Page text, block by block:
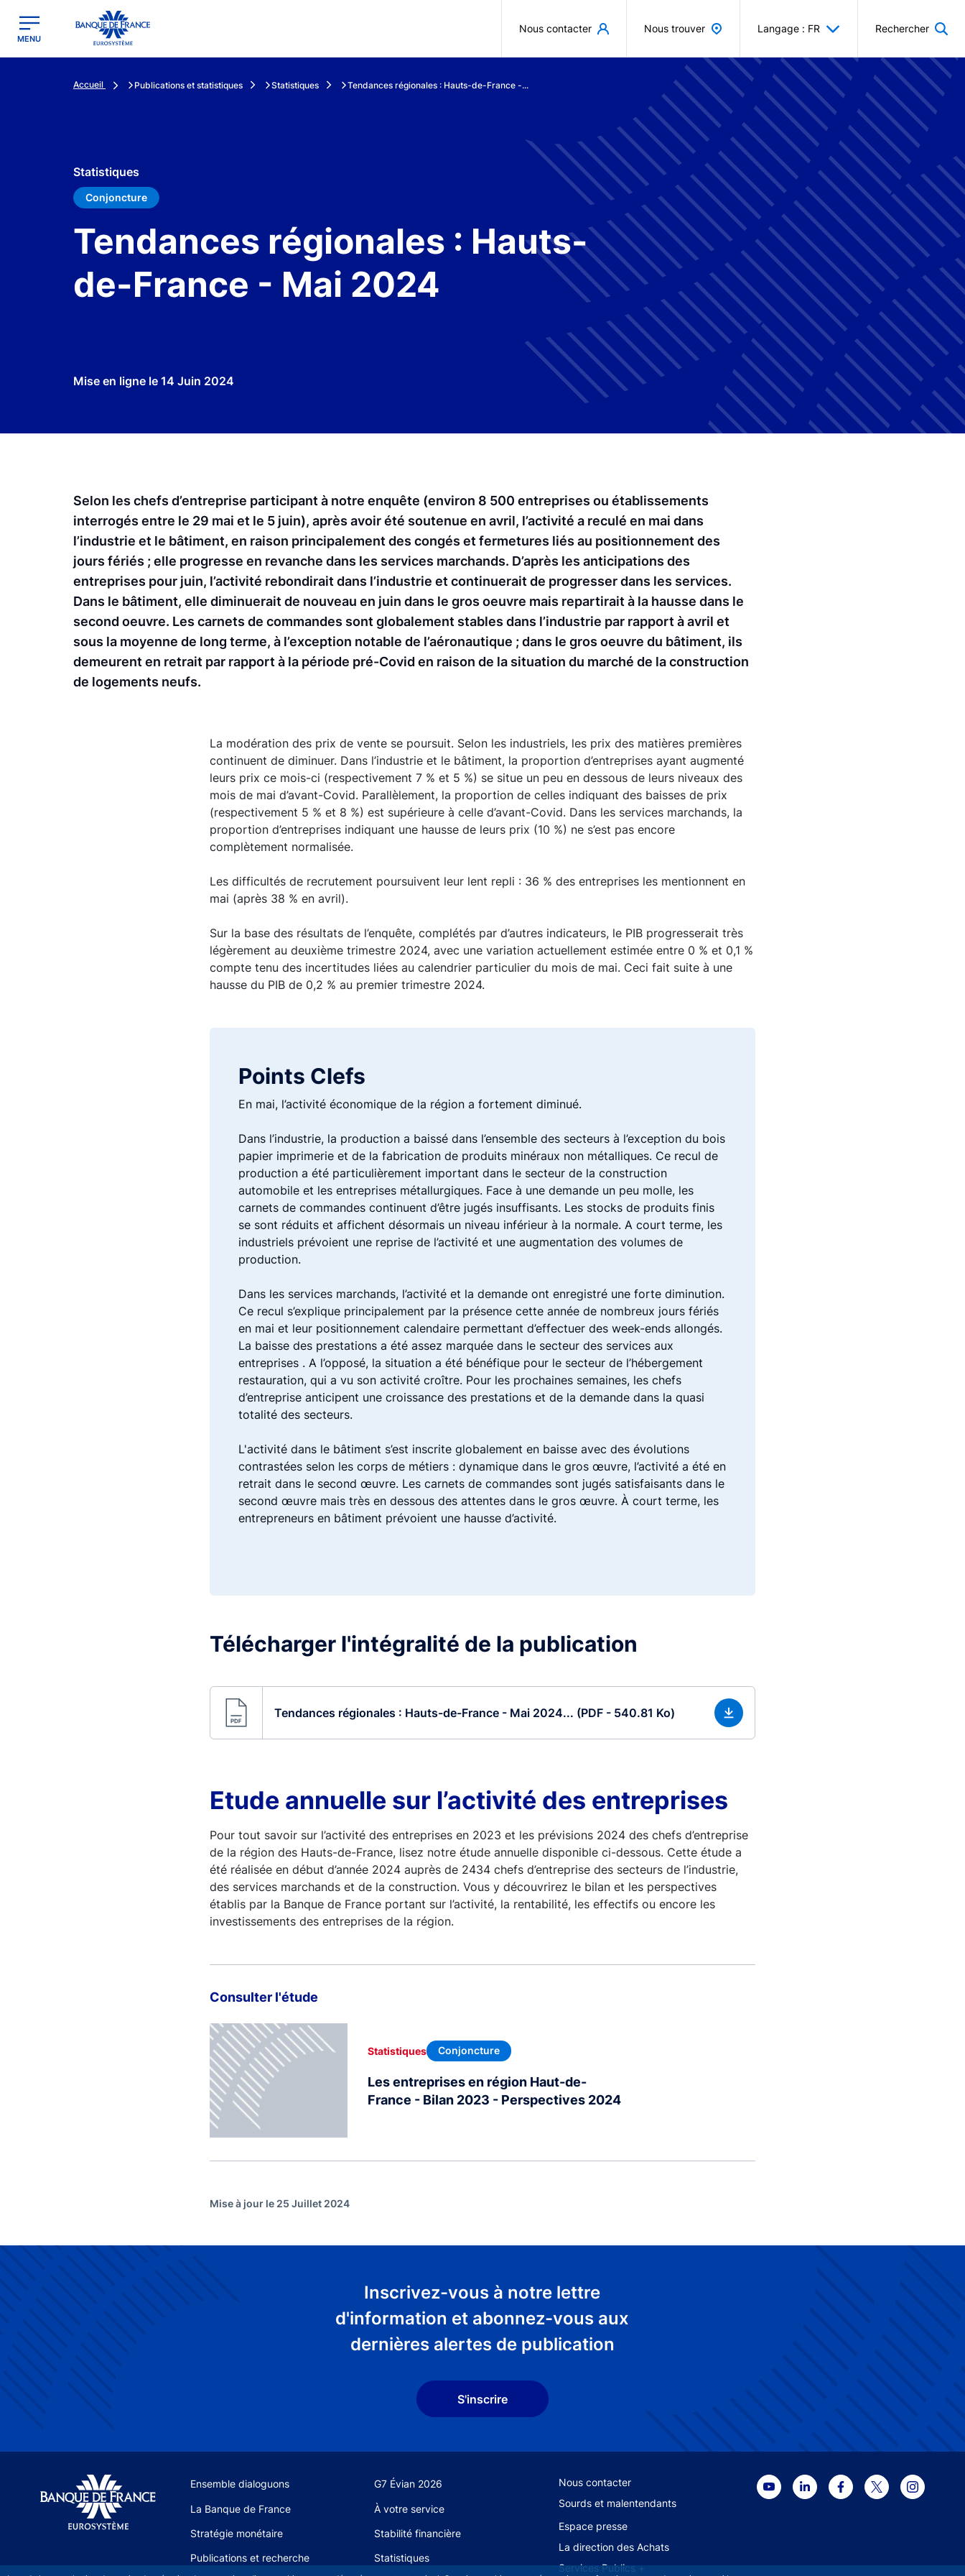
Banque de France - Menu Principal
MENU
Nous contacter Nous trouver Langage : FR Rechercher
Accueil Publications et statistiques Statistiques Tendances régionales : Hauts-de-France -...
Statistiques
Conjoncture
Tendances régionales : Hauts-
de-France - Mai 2024
Mise en ligne le 14 Juin 2024
Selon les chefs d’entreprise participant à notre enquête (environ 8 500 entreprises ou établissements
interrogés entre le 29 mai et le 5 juin), après avoir été soutenue en avril, l’activité a reculé en mai dans
l’industrie et le bâtiment, en raison principalement des congés et fermetures liés au positionnement des
jours fériés ; elle progresse en revanche dans les services marchands. D’après les anticipations des
entreprises pour juin, l’activité rebondirait dans l’industrie et continuerait de progresser dans les services.
Dans le bâtiment, elle diminuerait de nouveau en juin dans le gros oeuvre mais repartirait à la hausse dans le
second oeuvre. Les carnets de commandes sont globalement stables dans l’industrie par rapport à avril et
sous la moyenne de long terme, à l’exception notable de l’aéronautique ; dans le gros oeuvre du bâtiment, ils
demeurent en retrait par rapport à la période pré-Covid en raison de la situation du marché de la construction
de logements neufs.
La modération des prix de vente se poursuit. Selon les industriels, les prix des matières premières
continuent de diminuer. Dans l’industrie et le bâtiment, la proportion d’entreprises ayant augmenté
leurs prix ce mois-ci (respectivement 7 % et 5 %) se situe un peu en dessous de leurs niveaux des
mois de mai d’avant-Covid. Parallèlement, la proportion de celles indiquant des baisses de prix
(respectivement 5 % et 8 %) est supérieure à celle d’avant-Covid. Dans les services marchands, la
proportion d’entreprises indiquant une hausse de leurs prix (10 %) ne s’est pas encore
complètement normalisée.
Les difficultés de recrutement poursuivent leur lent repli : 36 % des entreprises les mentionnent en
mai (après 38 % en avril).
Sur la base des résultats de l’enquête, complétés par d’autres indicateurs, le PIB progresserait très
légèrement au deuxième trimestre 2024, avec une variation actuellement estimée entre 0 % et 0,1 %
compte tenu des incertitudes liées au calendrier particulier du mois de mai. Ceci fait suite à une
hausse du PIB de 0,2 % au premier trimestre 2024.
Points Clefs
En mai, l’activité économique de la région a fortement diminué.
Dans l’industrie, la production a baissé dans l’ensemble des secteurs à l’exception du bois
papier imprimerie et de la fabrication de produits minéraux non métalliques. Ce recul de
production a été particulièrement important dans le secteur de la construction
automobile et les entreprises métallurgiques. Face à une demande un peu molle, les
carnets de commandes continuent d’être jugés insuffisants. Les stocks de produits finis
se sont réduits et affichent désormais un niveau inférieur à la normale. A court terme, les
industriels prévoient une reprise de l’activité et une augmentation des volumes de
production.
Dans les services marchands, l’activité et la demande ont enregistré une forte diminution.
Ce recul s’explique principalement par la présence cette année de nombreux jours fériés
en mai et leur positionnement calendaire permettant d’effectuer des week-ends allongés.
La baisse des prestations a été assez marquée dans le secteur des services aux
entreprises . A l’opposé, la situation a été bénéfique pour le secteur de l’hébergement
restauration, qui a vu son activité croître. Pour les prochaines semaines, les chefs
d’entreprise anticipent une croissance des prestations et de la demande dans la quasi
totalité des secteurs.
L'activité dans le bâtiment s’est inscrite globalement en baisse avec des évolutions
contrastées selon les corps de métiers : dynamique dans le gros œuvre, l’activité a été en
retrait dans le second œuvre. Les carnets de commandes sont jugés satisfaisants dans le
second œuvre mais très en dessous des attentes dans le gros œuvre. À court terme, les
entrepreneurs en bâtiment prévoient une hausse d’activité.
Télécharger l'intégralité de la publication
Tendances régionales : Hauts-de-France - Mai 2024... (PDF - 540.81 Ko)
Etude annuelle sur l’activité des entreprises
Pour tout savoir sur l’activité des entreprises en 2023 et les prévisions 2024 des chefs d’entreprise
de la région des Hauts-de-France, lisez notre étude annuelle disponible ci-dessous. Cette étude a
été réalisée en début d’année 2024 auprès de 2434 chefs d’entreprise des secteurs de l’industrie,
des services marchands et de la construction. Vous y découvrirez le bilan et les perspectives
établis par la Banque de France portant sur l’activité, la rentabilité, les effectifs ou encore les
investissements des entreprises de la région.
Consulter l'étude
Statistiques Conjoncture
Les entreprises en région Haut-de-
France - Bilan 2023 - Perspectives 2024
Mise à jour le 25 Juillet 2024
Inscrivez-vous à notre lettre
d'information et abonnez-vous aux
dernières alertes de publication
S'inscrire
Site navigation
Ensemble dialoguons G7 Évian 2026
La Banque de France À votre service
Stratégie monétaire Stabilité financière
Publications et recherche Statistiques
Footer secondary menu
Nous contacter
Sourds et malentendants
Espace presse
La direction des Achats
Services Publics +